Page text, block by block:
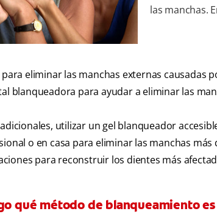
las manchas.
eliminar las manchas externas causadas
blanqueadora para ayudar a eliminar las
utilizar un gel blanqueador
o en casa para eliminar las manchas más
para reconstruir los dientes más
qué método de blanqueamiento